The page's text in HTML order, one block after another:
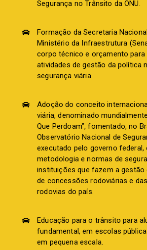
Segurança no Trânsito da ONU.
Formação da Secretaria
Ministério da Infraestrutura
corpo técnico e orçamento para
atividades de gestão da política
segurança viária.
Adoção do conceito
viária, denominado
Que Perdoam”, fomentado, no
Observatório Nacional de
executado pelo governo federal,
metodologia e normas de
instituições que fazem a
de concessões rodoviárias e
rodovias do país.
Educação para o trânsito para
fundamental, em escolas
em pequena escala.